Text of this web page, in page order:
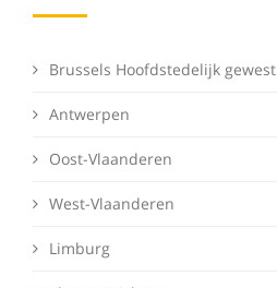
Brussels Hoofdstedelijk gewest
Antwerpen
Oost-Vlaanderen
West-Vlaanderen
Limburg